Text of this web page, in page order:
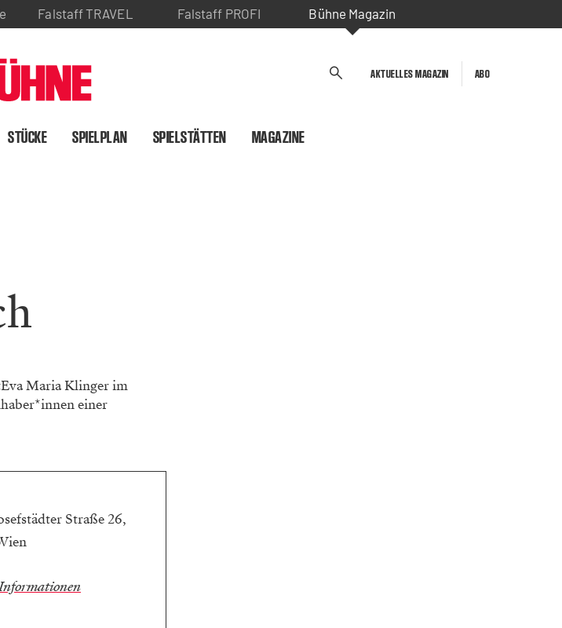
Falstaff TRAVEL Falstaff PROFI Bühne Magazin
AKTUELLES MAGAZIN ABO
STÜCKE SPIELPLAN SPIELSTÄTTEN MAGAZINE
Maria Klinger im
einer
Straße 26,